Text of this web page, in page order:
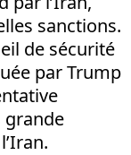
sanctions.
de sécurité
par Trump
grande